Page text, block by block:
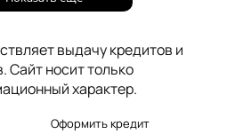
проблем здесь и
сейчас.
выдачу кредитов и
Сайт носит только
характер.
Оформить кредит